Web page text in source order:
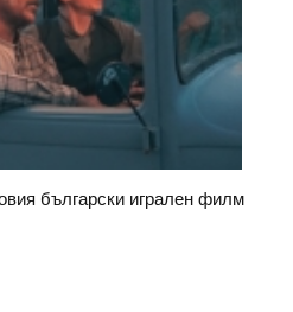
български игрален филм